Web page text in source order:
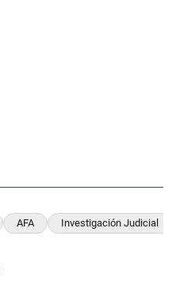
AFA Investigación Judicial